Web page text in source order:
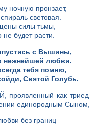
ночную пронзает,
световая.
силы тьмы,
не будет расти.
с Вышины,
нежнейшей любви.
тебя помню,
Святой Голубь.
как
единородным
без границ